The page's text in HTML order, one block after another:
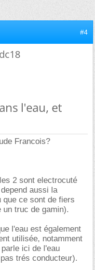
#4
l'eau, et
Francois?
2 sont electrocuté
aussi la
que ce sont de fiers
truc de gamin).
l'eau est également
utilisée, notamment
ici de l'eau
trés conducteur).